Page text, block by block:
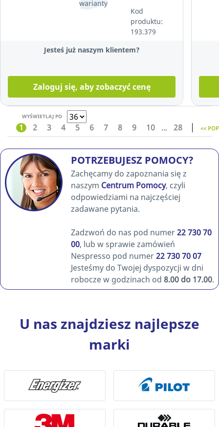
warianty
niebieski
Kod
produktu:
193.379
Jesteś już naszym klientem?
Zaloguj się, aby zobaczyć cenę
WYŚWIETLAJ PO
1 2 3 4 5 6 7 8 9 10 ... 28 <<
POTRZEBUJESZ POMOCY?
Zachęcamy do zapoznania się z
naszym Centrum Pomocy, czyli
odpowiedziami na najczęściej
zadawane pytania.
Zadzwoń do nas pod numer22 730 70
00, lub w sprawie zamówień
Nespresso pod numer22 730 70 07
Jesteśmy do Twojej dyspozycji w dni
robocze w godzinach od 8.00 do 17.00.
U nas znajdziesz najlepsze
marki